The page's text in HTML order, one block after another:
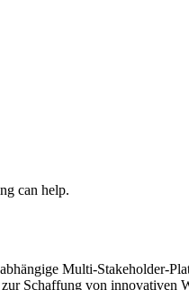
can help.
Multi-Stakeholder-
Schaffung von innovativen